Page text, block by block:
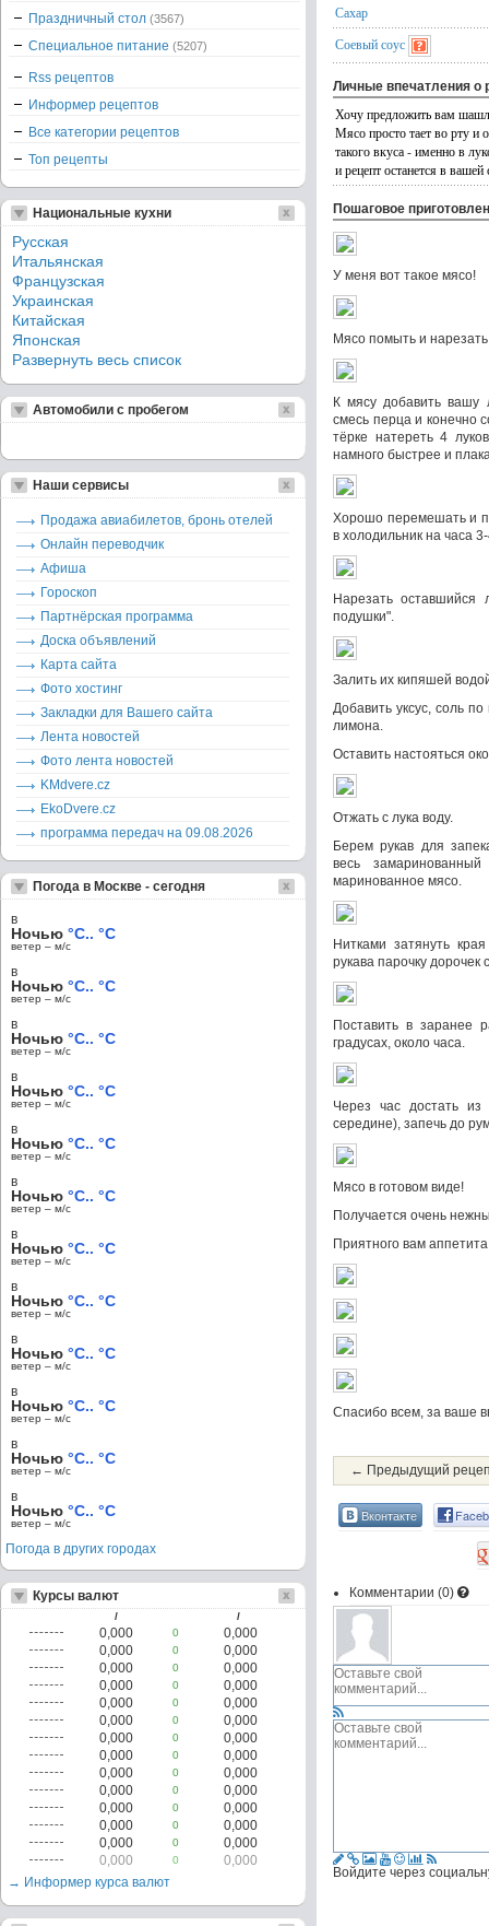
Сахар
Соевый соус
Личные впечатления о
Хочу предложить вам
Мясо просто тает во рту
такого вкуса - именно в
и рецепт останется в
Пошаговое
У меня вот такое мясо!
Мясо помыть и нарезать
К мясу добавить
смесь перца и конечно
тёрке натереть 4
намного быстрее и
Хорошо перемешать и
в холодильник на часа
Нарезать оставшийся
подушки".
Залить их кипяшей
Добавить уксус, соль
лимона.
Оставить настояться
Отжать с лука воду.
Берем рукав для
весь
маринованное мясо.
Нитками затянуть
рукава парочку
Поставить в заранее
градусах, около часа.
Через час достать из
середине), запечь до
Мясо в готовом виде!
Получается очень
Приятного вам
Спасибо всем, за ваше
← Предыдущий
Вконтакте
Комментарии (0)
Войдите через
Праздничный стол (3567)
Специальное питание (5207)
Rss рецептов
Информер рецептов
Все категории рецептов
Топ рецепты
Национальные кухни
Русская
Итальянская
Французская
Украинская
Китайская
Японская
Развернуть весь список
Автомобили с пробегом
Наши сервисы
Продажа авиабилетов, бронь отелей
Онлайн переводчик
Афиша
Гороскоп
Партнёрская программа
Доска объявлений
Карта сайта
Фото хостинг
Закладки для Вашего сайта
Лента новостей
Фото лента новостей
KMdvere.cz
EkoDvere.cz
программа передач на 09.08.2026
Погода в Москве - сегодня
в
Ночью °C.. °C
ветер – м/c
в
Ночью °C.. °C
ветер – м/c
в
Ночью °C.. °C
ветер – м/c
в
Ночью °C.. °C
ветер – м/c
в
Ночью °C.. °C
ветер – м/c
в
Ночью °C.. °C
ветер – м/c
в
Ночью °C.. °C
ветер – м/c
в
Ночью °C.. °C
ветер – м/c
в
Ночью °C.. °C
ветер – м/c
в
Ночью °C.. °C
ветер – м/c
в
Ночью °C.. °C
ветер – м/c
в
Ночью °C.. °C
ветер – м/c
Погода в других городах
Курсы валют
/ /
0,000 0
0,000
0,000
0
0,000
0,000
0
0,000
0,000
0
0,000
0,000
0
0,000
0,000
0
0,000
0,000
0
0,000
0,000
0
0,000
0,000
0
0,000
0,000
0
0,000
0,000
0
0,000
0,000
0
0,000
0,000
0
0,000
0,000
0
0,000
→ Информер курса валют